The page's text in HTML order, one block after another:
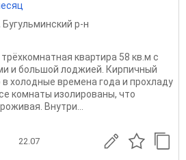
Бугульминский р-н
квартира 58 кв.м с
и большой лоджией. Кирпичный
холодные времена года и прохладу
комнаты изолированы, что
Внутри...
22.07